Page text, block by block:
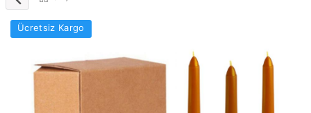
Ücretsiz Kargo